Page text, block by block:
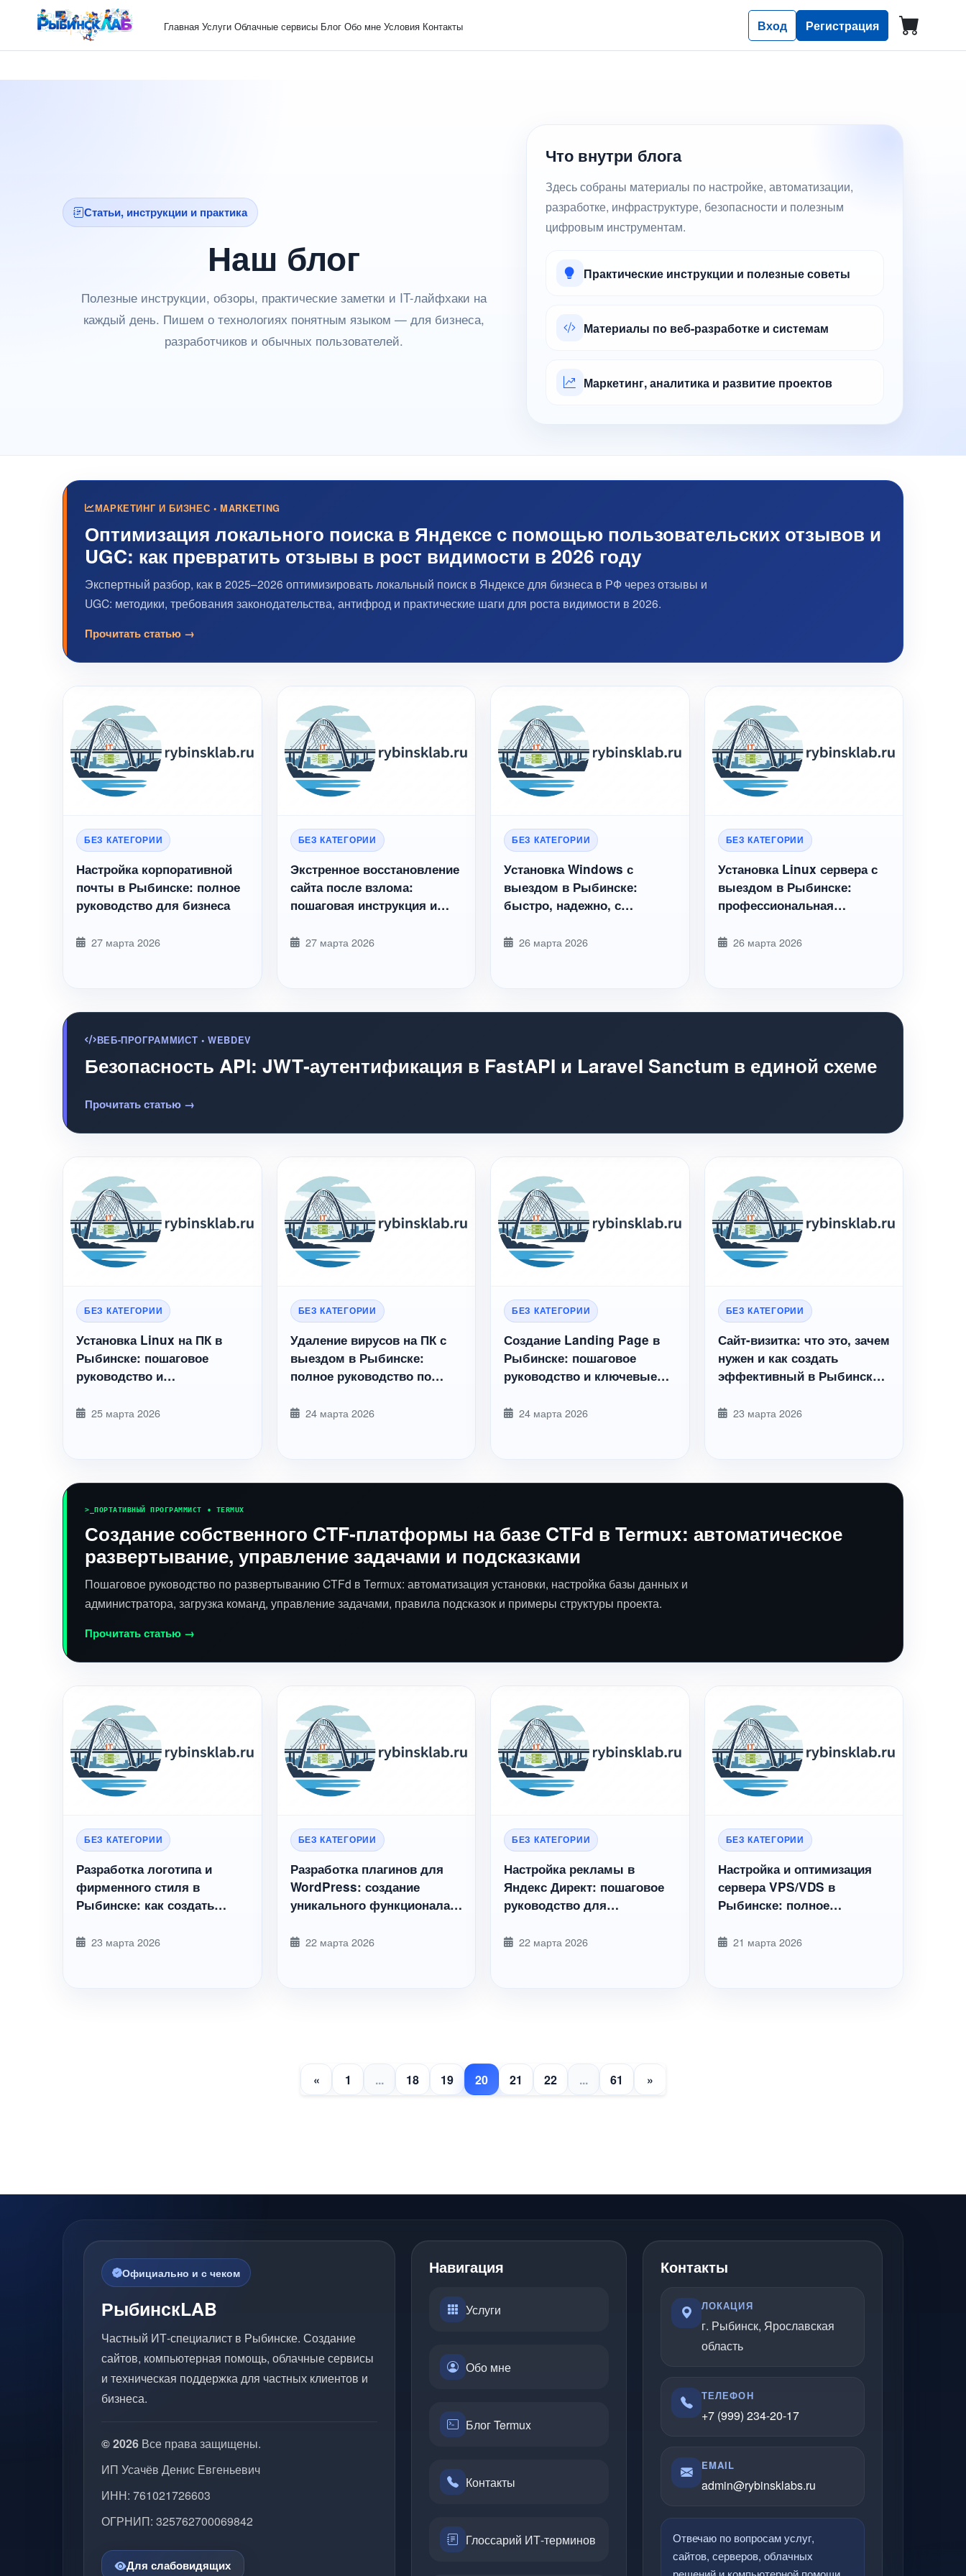
Главная Услуги Облачные сервисы Блог Обо мне Условия Контакты Вход Регистрация
Статьи, инструкции и практика
Наш блог
Полезные инструкции, обзоры, практические заметки и IT-лайфхаки на
каждый день. Пишем о технологиях понятным языком — для бизнеса,
разработчиков и обычных пользователей.
Что внутри блога
Здесь собраны материалы по настройке, автоматизации,
разработке, инфраструктуре, безопасности и полезным
цифровым инструментам.
Практические инструкции и полезные советы
Материалы по веб-разработке и системам
Маркетинг, аналитика и развитие проектов
МАРКЕТИНГ И БИЗНЕС • MARKETING
Оптимизация локального поиска в Яндексе с помощью пользовательских отзывов и
UGC: как превратить отзывы в рост видимости в 2026 году
Экспертный разбор, как в 2025–2026 оптимизировать локальный поиск в Яндексе для бизнеса в РФ через отзывы и
UGC: методики, требования законодательства, антифрод и практические шаги для роста видимости в 2026.
Прочитать статью →
БЕЗ КАТЕГОРИИ
Настройка корпоративной
почты в Рыбинске: полное
руководство для бизнеса
27 марта 2026
БЕЗ КАТЕГОРИИ
Экстренное восстановление
сайта после взлома:
пошаговая инструкция и
27 марта 2026
БЕЗ КАТЕГОРИИ
Установка Windows с
выездом в Рыбинске:
быстро, надежно, с
26 марта 2026
БЕЗ КАТЕГОРИИ
Установка Linux сервера с
выездом в Рыбинске:
профессиональная
26 марта 2026
ВЕБ-ПРОГРАММИСТ • WEBDEV
Безопасность API: JWT‑аутентификация в FastAPI и Laravel Sanctum в единой схеме
Прочитать статью →
БЕЗ КАТЕГОРИИ
Установка Linux на ПК в
Рыбинске: пошаговое
руководство и
от RybinskLab
25 марта 2026
БЕЗ КАТЕГОРИИ
Удаление вирусов на ПК с
выездом в Рыбинске:
полное руководство по
24 марта 2026
БЕЗ КАТЕГОРИИ
Создание Landing Page в
Рыбинске: пошаговое
руководство и ключевые
24 марта 2026
БЕЗ КАТЕГОРИИ
Сайт-визитка: что это, зачем
нужен и как создать
эффективный в Рыбинске |
23 марта 2026
>_ПОРТАТИВНЫЙ ПРОГРАММИСТ • TERMUX
Создание собственного CTF‑платформы на базе CTFd в Termux: автоматическое
развертывание, управление задачами и подсказками
Пошаговое руководство по развертыванию CTFd в Termux: автоматизация установки, настройка базы данных и
администратора, загрузка команд, управление задачами, правила подсказок и примеры структуры проекта.
Прочитать статью →
БЕЗ КАТЕГОРИИ
Разработка логотипа и
фирменного стиля в
Рыбинске: как создать
23 марта 2026
БЕЗ КАТЕГОРИИ
Разработка плагинов для
WordPress: создание
уникального функционала
Рыбинске
22 марта 2026
БЕЗ КАТЕГОРИИ
Настройка рекламы в
Яндекс Директ: пошаговое
руководство для
в Рыбинске
22 марта 2026
БЕЗ КАТЕГОРИИ
Настройка и оптимизация
сервера VPS/VDS в
Рыбинске: полное
21 марта 2026
« 1 ... 18 19 20 21 22 ... 61 »
Официально и с чеком
РыбинскLAB
Частный ИТ-специалист в Рыбинске. Создание
сайтов, компьютерная помощь, облачные сервисы
и техническая поддержка для частных клиентов и
бизнеса.
© 2026 Все права защищены.
ИП Усачёв Денис Евгеньевич
ИНН: 761021726603
ОГРНИП: 325762700069842
Для слабовидящих
Навигация
Услуги
Обо мне
Блог Termux
Контакты
Глоссарий ИТ-терминов
Контакты
ЛОКАЦИЯ
г. Рыбинск, Ярославская
область
ТЕЛЕФОН
+7 (999) 234-20-17
EMAIL
admin@rybinsklabs.ru
Отвечаю по вопросам услуг,
сайтов, серверов, облачных